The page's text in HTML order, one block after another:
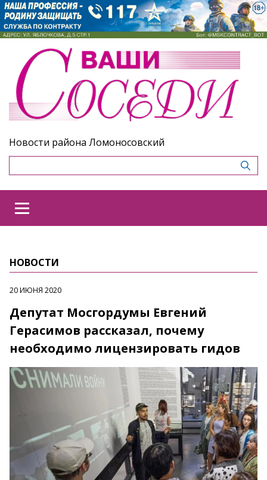
Новости района Ломоносовский
НОВОСТИ
20 ИЮНЯ 2020
Депутат Мосгордумы Евгений
Герасимов рассказал, почему
необходимо лицензировать гидов